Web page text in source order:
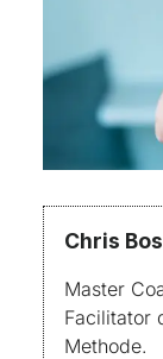
Chris
Master
Facilitator
Methode.